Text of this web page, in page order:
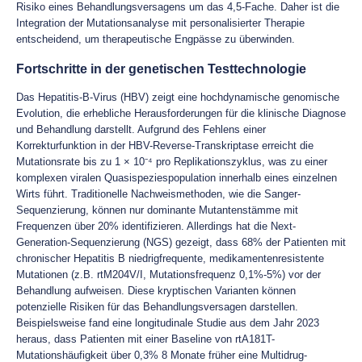
Risiko eines Behandlungsversagens um das 4,5-Fache. Daher ist die
Integration der Mutationsanalyse mit personalisierter Therapie
entscheidend, um therapeutische Engpässe zu überwinden.
Fortschritte in der genetischen Testtechnologie
Das Hepatitis-B-Virus (HBV) zeigt eine hochdynamische genomische
Evolution, die erhebliche Herausforderungen für die klinische Diagnose
und Behandlung darstellt. Aufgrund des Fehlens einer
Korrekturfunktion in der HBV-Reverse-Transkriptase erreicht die
Mutationsrate bis zu 1 × 10⁻⁴ pro Replikationszyklus, was zu einer
komplexen viralen Quasispeziespopulation innerhalb eines einzelnen
Wirts führt. Traditionelle Nachweismethoden, wie die Sanger-
Sequenzierung, können nur dominante Mutantenstämme mit
Frequenzen über 20% identifizieren. Allerdings hat die Next-
Generation-Sequenzierung (NGS) gezeigt, dass 68% der Patienten mit
chronischer Hepatitis B niedrigfrequente, medikamentenresistente
Mutationen (z.B. rtM204V/I, Mutationsfrequenz 0,1%-5%) vor der
Behandlung aufweisen. Diese kryptischen Varianten können
potenzielle Risiken für das Behandlungsversagen darstellen.
Beispielsweise fand eine longitudinale Studie aus dem Jahr 2023
heraus, dass Patienten mit einer Baseline von rtA181T-
Mutationshäufigkeit über 0,3% 8 Monate früher eine Multidrug-